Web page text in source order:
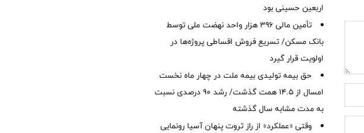
اربعین حسینی بود
تأمین مالی ۳۹۶ هزار واحد نهضت ملی توسط
بانک مسکن/ تسریع فروش اقساطی پروژه‌ها در
اولویت قرار گیرد
حق بیمه تولیدی بیمه ملت در چهار ماه نخست
امسال از 14.5 همت گذشت/ رشد 90 درصدی نسبت
به مدت مشابه سال گذشته
وقتی «عملکرد» از راز ثروت پنهان آسیا رونمایی